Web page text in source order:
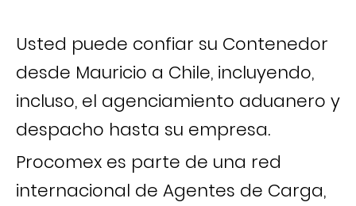
Usted puede confiar su Contenedor
desde Mauricio a Chile, incluyendo,
incluso, el agenciamiento aduanero y
despacho hasta su empresa.
Procomex es parte de una red
internacional de Agentes de Carga,